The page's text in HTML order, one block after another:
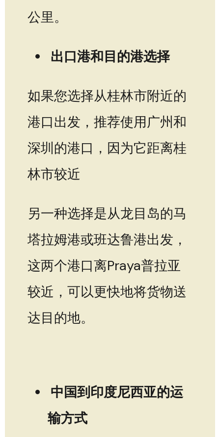
公里。
出口港和目的港选择
如果您选择从桂林市附近的
港口出发，推荐使用广州和
深圳的港口，因为它距离桂
林市较近
另一种选择是从龙目岛的马
塔拉姆港或班达鲁港出发，
这两个港口离Praya普拉亚
较近，可以更快地将货物送
达目的地。
中国到印度尼西亚的运
输方式